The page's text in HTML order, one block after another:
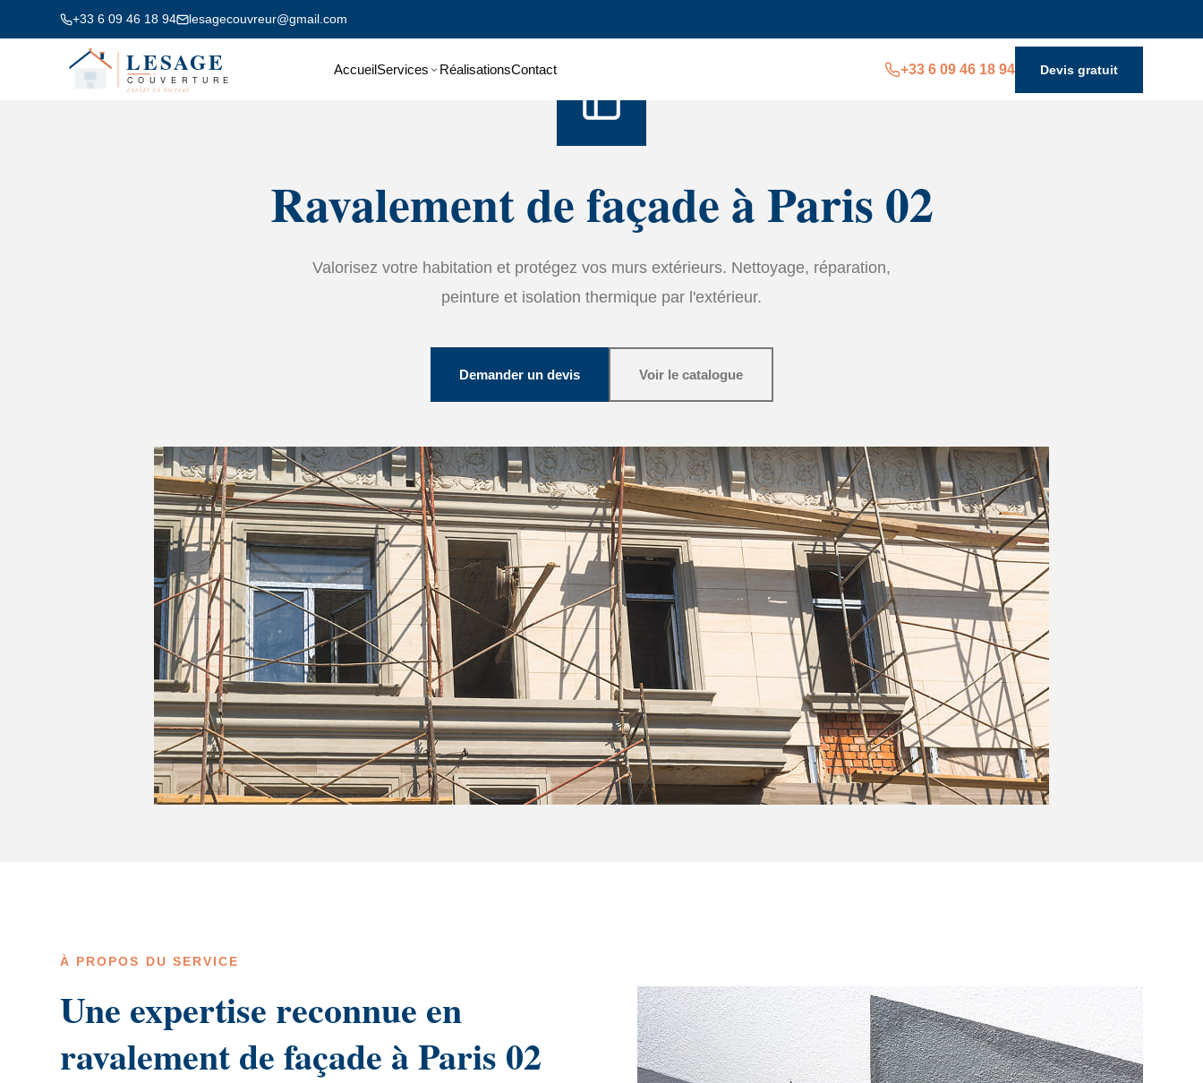
+33 6 09 46 18 94 lesagecouvreur@gmail.com
AccueilServices RéalisationsContact +33 6 09 46 18 94 Devis gratuit
Ravalement de façade à Paris 02
Valorisez votre habitation et protégez vos murs extérieurs. Nettoyage, réparation,
peinture et isolation thermique par l'extérieur.
Demander un devis Voir le catalogue
À PROPOS DU SERVICE
Une expertise reconnue en
ravalement de façade à Paris 02